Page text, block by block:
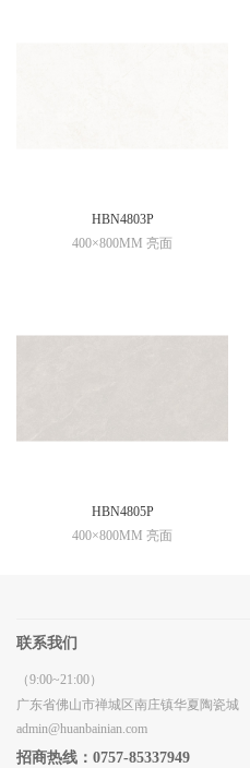
HBN4803P
400×800MM 亮面
HBN4805P
400×800MM 亮面
联系我们
（9:00~21:00）
广东省佛山市禅城区南庄镇华夏陶瓷城
admin@huanbainian.com
招商热线：0757-85337949